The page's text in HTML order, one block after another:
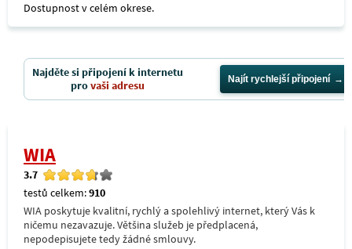
Dostupnost v celém okrese.
Najděte si připojení k internetu
provaši adresu Najít rychlejší připojení
WIA
3.7
testů celkem:910
WIA poskytuje kvalitní, rychlý a spolehlivý internet, který Vás k
ničemu nezavazuje. Většina služeb je předplacená,
nepodepisujete tedy žádné smlouvy.